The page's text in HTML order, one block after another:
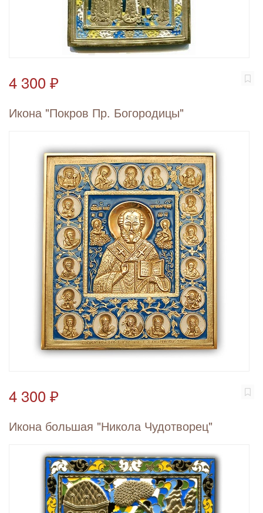
4 300 ₽
Икона "Покров Пр. Богородицы"
4 300 ₽
Икона большая "Никола Чудотворец"